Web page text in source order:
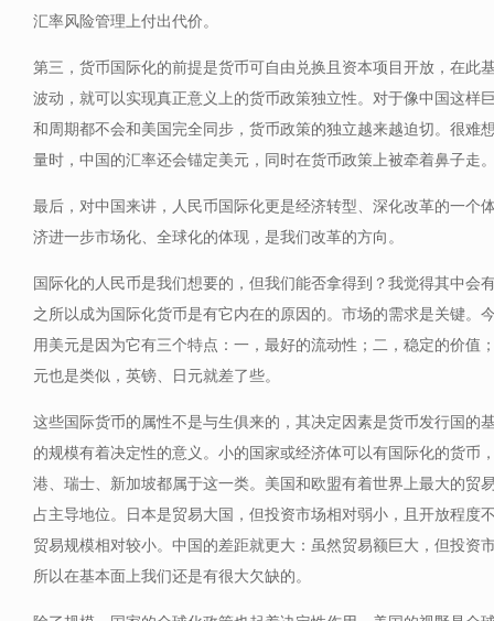
汇率风险管理上付出代价。
第三，货币国际化的前提是货币可自由兑换且资本项目开放，在此
波动，就可以实现真正意义上的货币政策独立性。对于像中国这样
和周期都不会和美国完全同步，货币政策的独立越来越迫切。很难
量时，中国的汇率还会锚定美元，同时在货币政策上被牵着鼻子走
最后，对中国来讲，人民币国际化更是经济转型、深化改革的一个
济进一步市场化、全球化的体现，是我们改革的方向。
国际化的人民币是我们想要的，但我们能否拿得到？我觉得其中会
之所以成为国际化货币是有它内在的原因的。市场的需求是关键。
用美元是因为它有三个特点：一，最好的流动性；二，稳定的价值
元也是类似，英镑、日元就差了些。
这些国际货币的属性不是与生俱来的，其决定因素是货币发行国的
的规模有着决定性的意义。小的国家或经济体可以有国际化的货币
港、瑞士、新加坡都属于这一类。美国和欧盟有着世界上最大的贸
占主导地位。日本是贸易大国，但投资市场相对弱小，且开放程度
贸易规模相对较小。中国的差距就更大：虽然贸易额巨大，但投资
所以在基本面上我们还是有很大欠缺的。